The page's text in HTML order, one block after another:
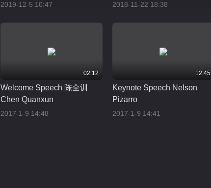
2019-12-5 10:47 2018-11-22 18:38
02:12
Welcome Speech 陈全训
Chen Quanxun
2017-1-9 14:48
12:45
Keynote Speech Nelson
Pizarro
2017-1-9 14:41